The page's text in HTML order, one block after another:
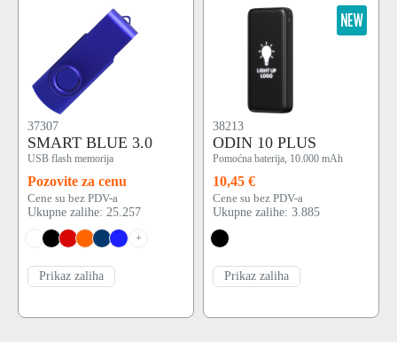
37307
SMART BLUE 3.0
USB flash memorija
Pozovite za cenu
Cene su bez PDV-a
Ukupne zalihe: 25.257
+
Prikaz zaliha
38213
ODIN 10 PLUS
Pomoćna baterija, 10.000 mAh
10,45 €
Cene su bez PDV-a
Ukupne zalihe: 3.885
Prikaz zaliha